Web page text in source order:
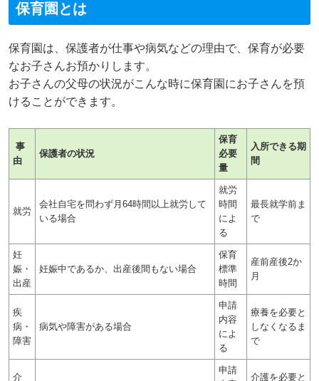
保育園とは
保育園は、保護者が仕事や病気などの理由で、保育が必要
なお子さんお預かりします。
お子さんの父母の状況がこんな時に保育園にお子さんを預
けることができます。
事
由
保護者の状況
保育
必要
量
入所できる期
間
就労
会社自宅を問わず月64時間以上就労して
いる場合
就労
時間
によ
る
最長就学前ま
で
妊
娠・
出産
妊娠中であるか、出産後間もない場合
保育
標準
時間
産前産後2か
月
疾
病・
障害
病気や障害がある場合
申請
内容
によ
る
療養を必要と
しなくなるま
で
介
申請
介護を必要と